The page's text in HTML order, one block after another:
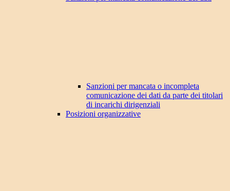
Sanzioni per mancata o incompleta
comunicazione dei dati da parte dei titolari
di incarichi dirigenziali
Posizioni organizzative